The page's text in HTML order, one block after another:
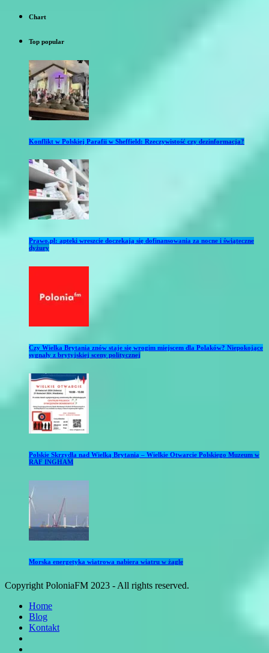
Chart
Top popular
Konflikt w Polskiej Parafii w Sheffield: Rzeczywistość czy dezinformacja?
Prawo.pl: apteki wreszcie doczekają się dofinansowania za nocne i świąteczne
dyżury
Czy Wielka Brytania znów staje się wrogim miejscem dla Polaków? Niepokojące
sygnały z brytyjskiej sceny politycznej
Polskie Skrzydła nad Wielką Brytanią – Wielkie Otwarcie Polskiego Muzeum w
RAF INGHAM
Morska energetyka wiatrowa nabiera wiatru w żagle
Copyright PoloniaFM 2023 - All rights reserved.
Home
Blog
Kontakt